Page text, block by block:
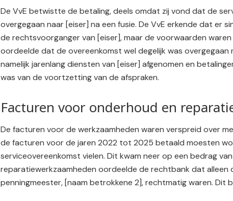
De VvE betwistte de betaling, deels omdat zij vond dat de
overgegaan naar [eiser] na een fusie. De VvE erkende dat er
de rechtsvoorganger van [eiser], maar de voorwaarden
oordeelde dat de overeenkomst wel degelijk was overgegaan
namelijk jarenlang diensten van [eiser] afgenomen en
was van de voortzetting van de afspraken.
Facturen voor onderhoud en
De facturen voor de werkzaamheden waren verspreid over
de facturen voor de jaren 2022 tot 2025 betaald moesten
serviceovereenkomst vielen. Dit kwam neer op een bedrag
reparatiewerkzaamheden oordeelde de rechtbank dat
penningmeester, [naam betrokkene 2], rechtmatig waren. Dit